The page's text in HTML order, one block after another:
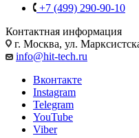
+7 (499) 290-90-10
Контактная информация
г. Москва, ул.
info@hit-tech.ru
Вконтакте
Instagram
Telegram
YouTube
Viber